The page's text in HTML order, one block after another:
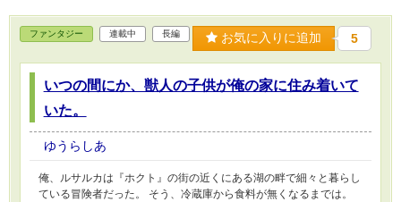
ファンタジー 連載中 長編 お気に入りに追加 5
いつの間にか、獣人の子供が俺の家に住み着いて
いた。
ゆうらしあ
俺、ルサルカは『ホクト』の街の近くにある湖の畔で細々と暮らし
ている冒険者だった。 そう、冷蔵庫から食料が無くなるまでは。